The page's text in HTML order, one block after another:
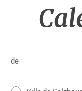
de